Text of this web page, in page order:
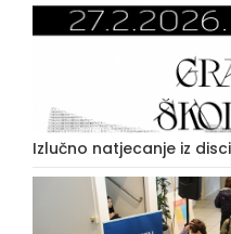
Izlučno natjecanje iz